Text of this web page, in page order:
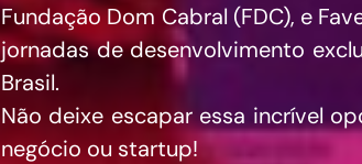
Fundação Dom Cabral (FDC), e
jornadas de desenvolvimento
Brasil.
Não deixe escapar essa incrível
negócio ou startup!